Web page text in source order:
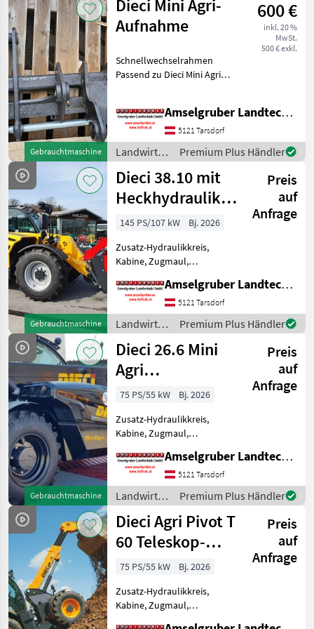
/ Dieci
Gebrauchtmaschine
Dieci Mini Agri-
Aufnahme
600 €
inkl. 20 %
MwSt.
500 € exkl.
Schnellwechselrahmen
Passend zu Dieci Mini Agri
sofort verfügbar! Viele
weitere neue und
gebrauchte Maschinen und
An
Amselgruber Landtechnik GmbH
5121 Tarsdorf
Landwirtsch.
Motorfahrzeuge
/ Dieci
Premium Plus Händler
Gebrauchtmaschine
Dieci 38.10 mit
Heckhydraulik &
Zapfwelle NEU
AKTION
Preis
auf
Anfrage
145 PS/107 kW
Bj. 2026
Zusatz-Hydraulikkreis,
Kabine, Zugmaul,
Klimaanlage, hydr.
Geräteverriegelung Große
DIECI Teleskoplader Aktion
für Österreich: Dieci 38.10
Agri Sta
Amselgruber Landtechnik GmbH
5121 Tarsdorf
Landwirtsch.
Motorfahrzeuge
/ Dieci
Premium Plus Händler
Gebrauchtmaschine
Dieci 26.6 Mini
Agri
Teleskoplader
BLACK EDITION
AKTIO
Preis
auf
Anfrage
75 PS/55 kW
Bj. 2026
Zusatz-Hydraulikkreis,
Kabine, Zugmaul,
Klimaanlage, hydr.
Geräteverriegelung
NEUMASCHINEN-AKTION:
NUR FÜR KURZE ZEIT: Stufe
5 Motor - DIECI 26.6 M
Amselgruber Landtechnik GmbH
5121 Tarsdorf
Landwirtsch.
Motorfahrzeuge
/ Dieci
Premium Plus Händler
Dieci Agri Pivot T
60 Teleskop-
Radlader NEU
AKTION
Preis
auf
Anfrage
75 PS/55 kW
Bj. 2026
Zusatz-Hydraulikkreis,
Kabine, Zugmaul,